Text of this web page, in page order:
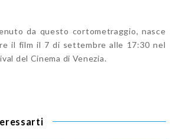
da questo cortometraggio, nasce
il film il 7 di settembre alle 17:30 nel
del Cinema di Venezia.